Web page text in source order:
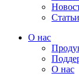
О нас
О нас